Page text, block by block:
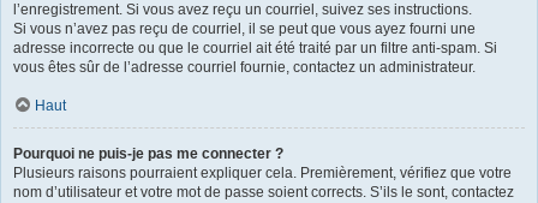
l’enregistrement. Si vous avez reçu un courriel, suivez ses instructions.
Si vous n’avez pas reçu de courriel, il se peut que vous ayez fourni une
adresse incorrecte ou que le courriel ait été traité par un filtre anti-spam. Si
vous êtes sûr de l’adresse courriel fournie, contactez un administrateur.
Haut
Pourquoi ne puis-je pas me connecter ?
Plusieurs raisons pourraient expliquer cela. Premièrement, vérifiez que votre
nom d’utilisateur et votre mot de passe soient corrects. S’ils le sont, contactez